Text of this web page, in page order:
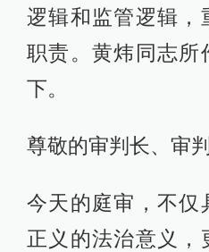
逻辑和监管逻辑，
职责。黄炜同志所
下。
尊敬的审判长、审
今天的庭审，不仅
正义的法治意义，